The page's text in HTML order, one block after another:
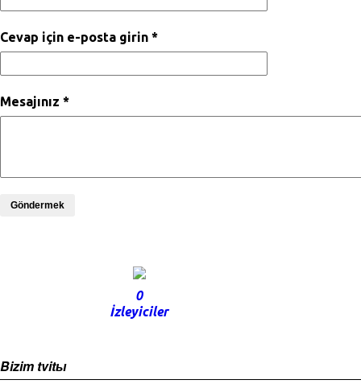
Cevap için e-posta girin *
Mesajınız *
Göndermek
0
İzleyiciler
Bizim tvitы